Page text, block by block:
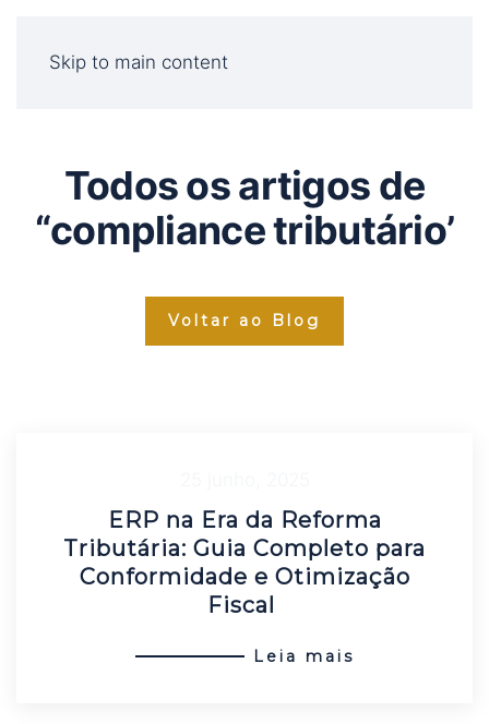
Skip to main content
Todos os artigos de
“compliance tributário’
Voltar ao Blog
ERP na Era da Reforma
Tributária: Guia Completo para
Conformidade e Otimização
Fiscal
Leia mais